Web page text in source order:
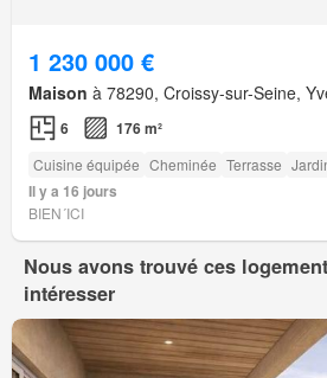
1 230 000 €
Maison à 78290, Croissy-sur-Seine,
6 176 m²
Cuisine équipée Cheminée Terrasse
Il y a 16 jours
BIEN´ICI
Nous avons trouvé ces
intéresser